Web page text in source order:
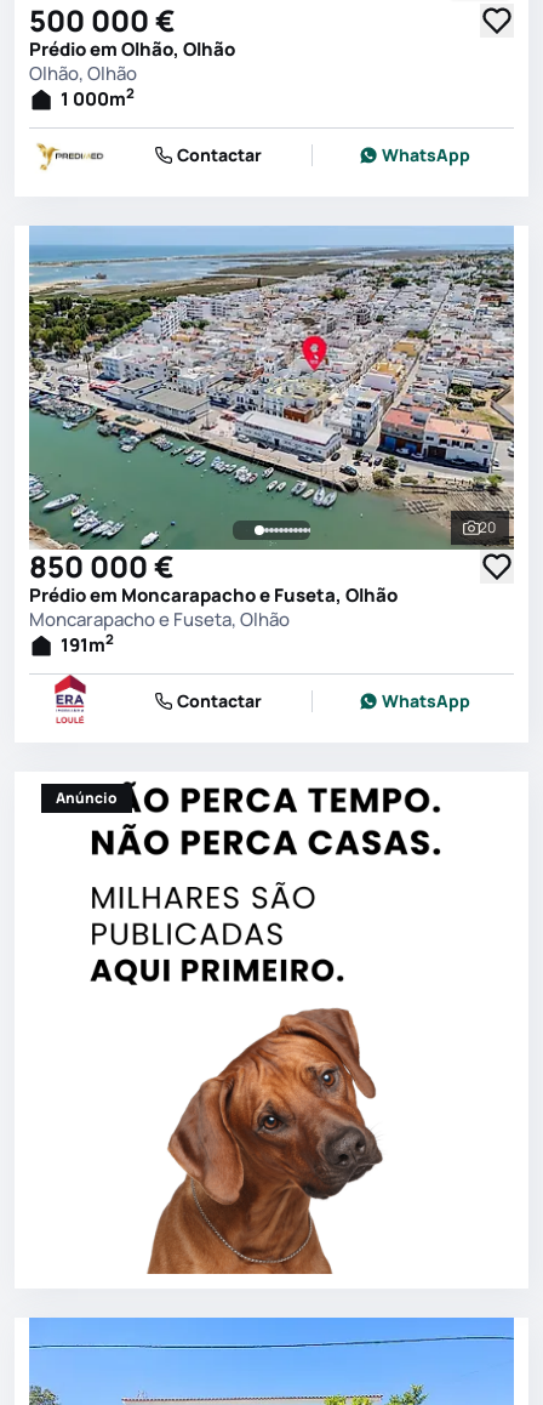
500 000 €
Prédio em Olhão, Olhão
Olhão, Olhão
1 000m2
Contactar WhatsApp
Ver
20
850 000 €
Prédio em Moncarapacho e Fuseta, Olhão
Moncarapacho e Fuseta, Olhão
191m2
Contactar WhatsApp
Anúncio